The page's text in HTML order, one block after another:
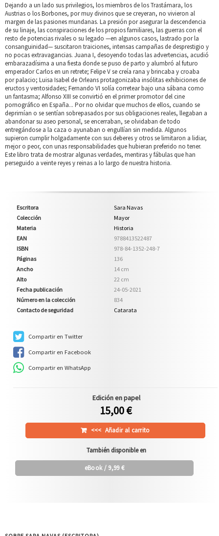
Dejando a un lado sus privilegios, los miembros de los Trastámara, los
Austrias o los Borbones, por muy divinos que se creyeran, no vivieron al
margen de las pasiones mundanas. La presión por asegurar la descendencia
de su linaje, las conspiraciones de los propios familiares, las guerras con el
resto de potencias rivales o su legado —en algunos casos, lastrado por la
consanguinidad— suscitaron traiciones, intensas campañas de desprestigio y
no pocas extravagancias. Juana I, desoyendo todas las advertencias, acudió
embarazadísima a una fiesta donde se puso de parto y alumbró al futuro
emperador Carlos en un retrete; Felipe V se creía rana y brincaba y croaba
por palacio; Luisa Isabel de Orleans protagonizaba insólitas exhibiciones de
eructos y ventosidades; Fernando VI solía corretear bajo una sábana como
un fantasma; Alfonso XIII se convirtió en el primer promotor del cine
pornográfico en España... Por no olvidar que muchos de ellos, cuando se
deprimían o se sentían sobrepasados por sus obligaciones reales, llegaban a
abandonar su aseo personal, se encerraban, se olvidaban de todo
entregándose a la caza o ayunaban o engullían sin medida. Algunos
supieron cumplir holgadamente con sus deberes y otros se limitaron a lidiar,
mejor o peor, con unas responsabilidades que hubieran preferido no tener.
Este libro trata de mostrar algunas verdades, mentiras y fábulas que han
perseguido a veinte reyes y reinas a lo largo de nuestra historia.
Escritora
Sara Navas
Colección
Mayor
Materia
Historia
EAN
9788413522487
ISBN
978-84-1352-248-7
Páginas
136
Ancho
14 cm
Alto
22 cm
Fecha publicación
24-05-2021
Número en la colección
834
Contacto de seguridad
Catarata
Compartir en Twitter
Compartir en Facebook
Compartir en WhatsApp
Edición en papel
15,00 €
<<< Añadir al carrito
También disponible en
eBook/ 9,99 €